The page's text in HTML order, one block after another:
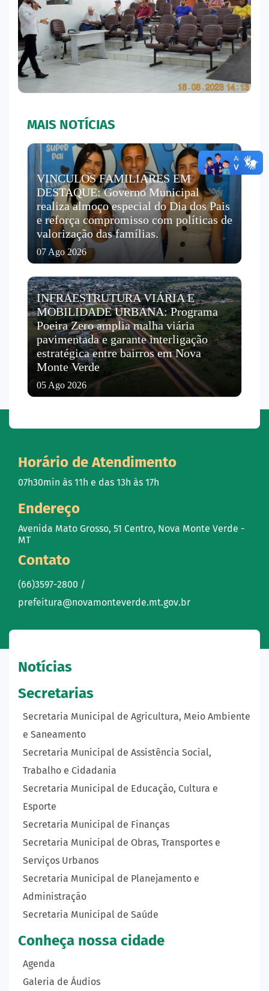
MAIS NOTÍCIAS
VINCULOS FAMILIARES EM
DESTAQUE: Governo Municipal
realiza almoço especial do Dia dos Pais
e reforça compromisso com políticas de
valorização das famílias.
07 Ago 2026
INFRAESTRUTURA VIÁRIA E
MOBILIDADE URBANA: Programa
Poeira Zero amplia malha viária
pavimentada e garante interligação
estratégica entre bairros em Nova
Monte Verde
05 Ago 2026
Horário de Atendimento
07h30min às 11h e das 13h às 17h
Endereço
Avenida Mato Grosso, 51 Centro, Nova Monte Verde -
MT
Contato
(66)3597-2800 /
prefeitura@novamonteverde.mt.gov.br
Notícias
Secretarias
Secretaria Municipal de Agricultura, Meio Ambiente
e Saneamento
Secretaria Municipal de Assistência Social,
Trabalho e Cidadania
Secretaria Municipal de Educação, Cultura e
Esporte
Secretaria Municipal de Finanças
Secretaria Municipal de Obras, Transportes e
Serviços Urbanos
Secretaria Municipal de Planejamento e
Administração
Secretaria Municipal de Saúde
Conheça nossa cidade
Agenda
Galeria de Áudios